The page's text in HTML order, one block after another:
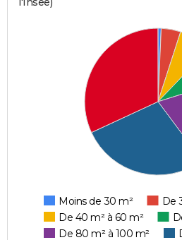
Moins de 30 m²
De
De 40 m² à 60 m²
De 80 m² à 100 m²